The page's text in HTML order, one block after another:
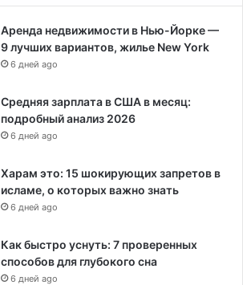
Аренда недвижимости в Нью-Йорке —
9 лучших вариантов, жилье New York
6 дней ago
Средняя зарплата в США в месяц:
подробный анализ 2026
6 дней ago
Харам это: 15 шокирующих запретов в
исламе, о которых важно знать
6 дней ago
Как быстро уснуть: 7 проверенных
способов для глубокого сна
6 дней ago